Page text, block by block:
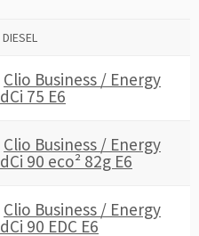
DIESEL
Clio Business / Energy
dCi 75 E6
Clio Business / Energy
dCi 90 eco² 82g E6
Clio Business / Energy
dCi 90 EDC E6